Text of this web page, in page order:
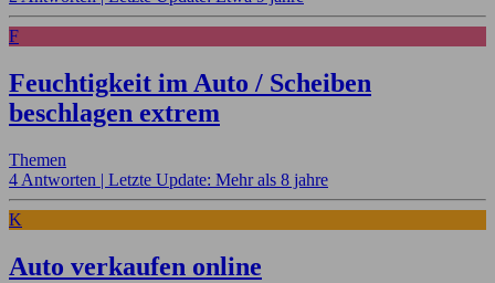
F
Feuchtigkeit im Auto / Scheiben
beschlagen extrem
Themen
4 Antworten | Letzte Update: Mehr als 8 jahre
K
Auto verkaufen online